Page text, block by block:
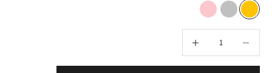
זהב כסף רוז גולד